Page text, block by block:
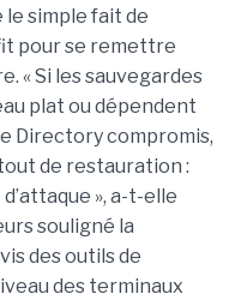
simple fait de
pour se remettre
« Si les sauvegardes
plat ou dépendent
Directory compromis,
de restauration :
», a-t-elle
souligné la
des outils de
des terminaux